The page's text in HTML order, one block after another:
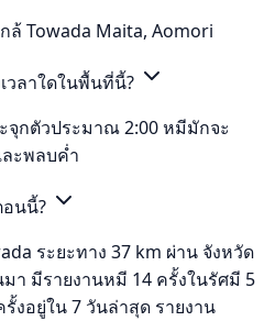
ล้ Towada Maita, Aomori
ลาใดในพื้นที่นี้?
จุกตัวประมาณ 2:00 หมีมักจะ
ะพลบค่ำ
นนี้?
ระยะทาง 37 km ผ่าน จังหวัด
า มีรายงานหมี 14 ครั้งในรัศมี 5
งอยู่ใน 7 วันล่าสุด รายงาน